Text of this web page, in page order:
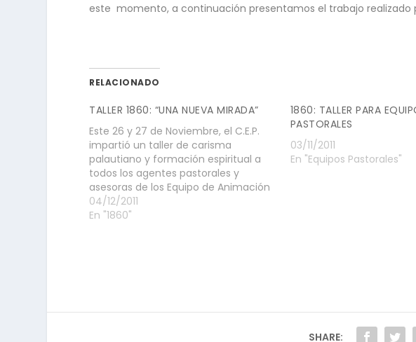
este momento, a continuación presentamos el trabajo realizado
RELACIONADO
TALLER 1860: “UNA NUEVA MIRADA”
Este 26 y 27 de Noviembre, el C.E.P.
impartió un taller de carisma
palautiano y formación espiritual a
todos los agentes pastorales y
asesoras de los Equipo de Animación
de Área. Este Taller titulado 1860: Una
Nueva Mirada, se basó en tres
04/12/2011
En "1860"
1860: TALLER PARA
PASTORALES
03/11/2011
En "Equipos Pastorales"
SHARE: